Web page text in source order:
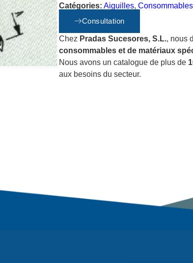
Catégories: Aiguilles, Consommables
Consultation
Chez Pradas Sucesores, S.L., nous
consommables et de matériaux
Nous avons un catalogue de plus de
aux besoins du secteur.